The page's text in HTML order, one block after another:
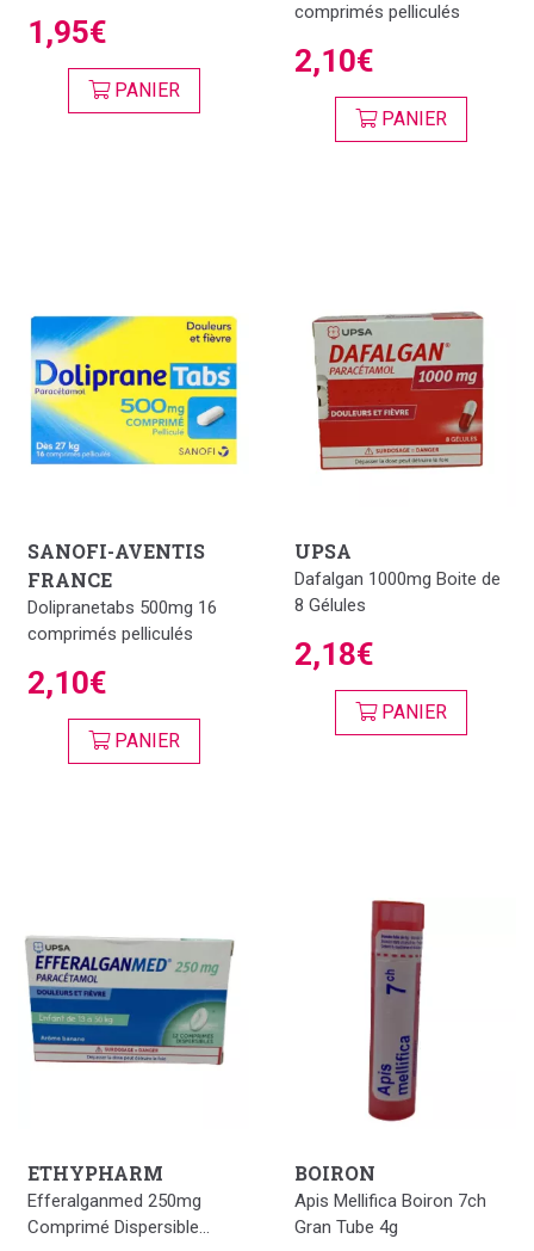
1,95€
PANIER
comprimés pelliculés
2,10€
PANIER
SANOFI-AVENTIS
FRANCE
Dolipranetabs 500mg 16
comprimés pelliculés
2,10€
PANIER
UPSA
Dafalgan 1000mg Boite de
8 Gélules
2,18€
PANIER
ETHYPHARM
Efferalganmed 250mg
Comprimé Dispersible...
BOIRON
Apis Mellifica Boiron 7ch
Gran Tube 4g